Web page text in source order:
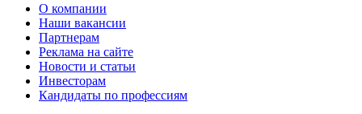
О компании
Наши вакансии
Партнерам
Реклама на сайте
Новости и статьи
Инвесторам
Кандидаты по профессиям